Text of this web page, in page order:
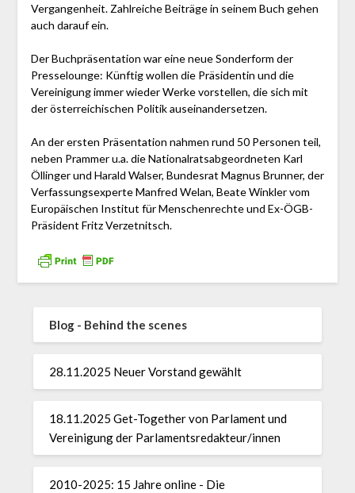
Vergangenheit. Zahlreiche Beiträge in seinem Buch gehen
auch darauf ein.
Der Buchpräsentation war eine neue Sonderform der
Presselounge: Künftig wollen die Präsidentin und die
Vereinigung immer wieder Werke vorstellen, die sich mit
der österreichischen Politik auseinandersetzen.
An der ersten Präsentation nahmen rund 50 Personen teil,
neben Prammer u.a. die Nationalratsabgeordneten Karl
Öllinger und Harald Walser, Bundesrat Magnus Brunner, der
Verfassungsexperte Manfred Welan, Beate Winkler vom
Europäischen Institut für Menschenrechte und Ex-ÖGB-
Präsident Fritz Verzetnitsch.
Blog - Behind the scenes
28.11.2025 Neuer Vorstand gewählt
18.11.2025 Get-Together von Parlament und
Vereinigung der Parlamentsredakteur/innen
2010-2025: 15 Jahre online - Die